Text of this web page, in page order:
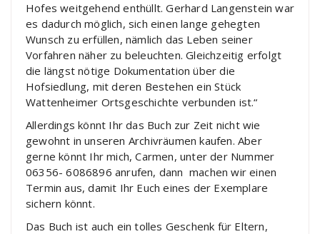
Hofes weitgehend enthüllt. Gerhard Langenstein war
es dadurch möglich, sich einen lange gehegten
Wunsch zu erfüllen, nämlich das Leben seiner
Vorfahren näher zu beleuchten. Gleichzeitig erfolgt
die längst nötige Dokumentation über die
Hofsiedlung, mit deren Bestehen ein Stück
Wattenheimer Ortsgeschichte verbunden ist.“
Allerdings könnt Ihr das Buch zur Zeit nicht wie
gewohnt in unseren Archivräumen kaufen. Aber
gerne könnt Ihr mich, Carmen, unter der Nummer
06356- 6086896 anrufen, dann machen wir einen
Termin aus, damit Ihr Euch eines der Exemplare
sichern könnt.
Das Buch ist auch ein tolles Geschenk für Eltern,